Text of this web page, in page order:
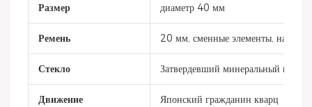
Размер диаметр 40 мм
Ремень 20 мм, сменные элементы,
Стекло Затвердевший минеральный
Движение Японский гражданин кварц